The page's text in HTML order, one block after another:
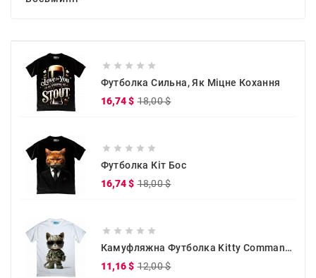
    
Футболка Сильна, Як Міцне Кохання
16,74 $ 18,00 $
    
Футболка Кіт Бос
16,74 $ 18,00 $
    
Камуфляжна Футболка Kitty Commander
11,16 $ 12,00 $